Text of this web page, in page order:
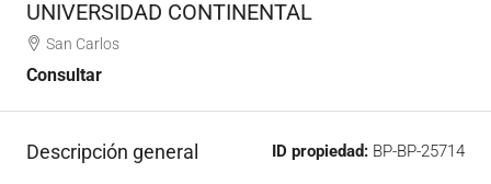
UNIVERSIDAD CONTINENTAL
San Carlos
Consultar
Descripción general ID propiedad: BP-BP-25714